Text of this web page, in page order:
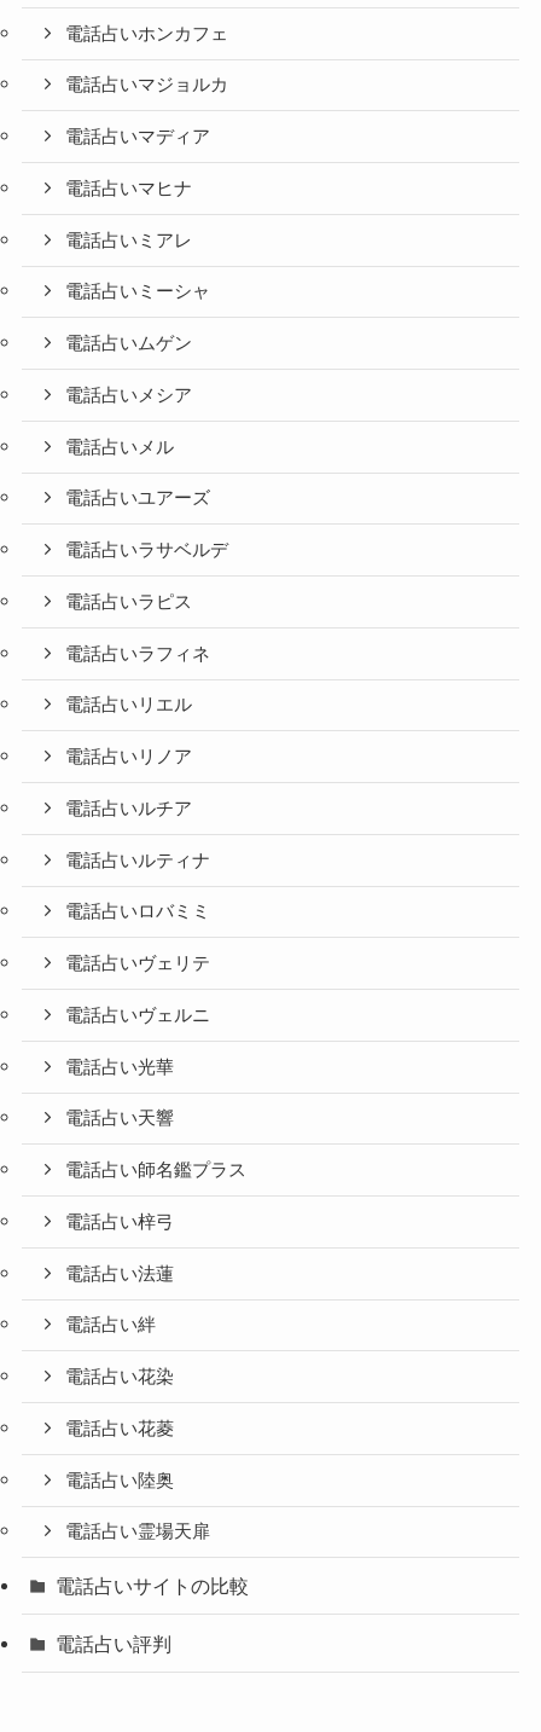
電話占いホンカフェ
電話占いマジョルカ
電話占いマディア
電話占いマヒナ
電話占いミアレ
電話占いミーシャ
電話占いムゲン
電話占いメシア
電話占いメル
電話占いユアーズ
電話占いラサベルデ
電話占いラピス
電話占いラフィネ
電話占いリエル
電話占いリノア
電話占いルチア
電話占いルティナ
電話占いロバミミ
電話占いヴェリテ
電話占いヴェルニ
電話占い光華
電話占い天響
電話占い師名鑑プラス
電話占い梓弓
電話占い法蓮
電話占い絆
電話占い花染
電話占い花菱
電話占い陸奥
電話占い霊場天扉
電話占いサイトの比較
電話占い評判